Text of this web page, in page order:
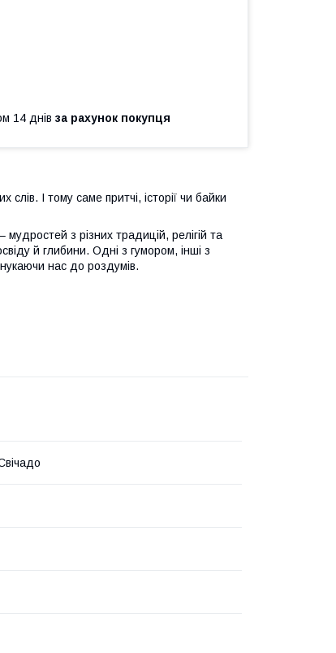
14 днів за рахунок покупця
І тому саме притчі, історії чи байки
з різних традицій, релігій та
й глибини. Одні з гумором, інші з
нас до роздумів.